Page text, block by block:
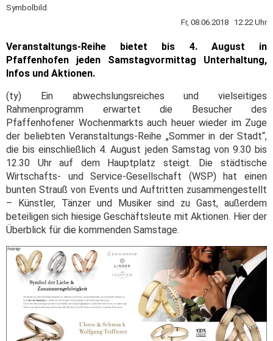
Symbolbild.
Fr, 08.06.2018 12:22 Uhr
Veranstaltungs-Reihe bietet bis 4. August in
Pfaffenhofen jeden Samstagvormittag Unterhaltung,
Infos und Aktionen.
(ty) Ein abwechslungsreiches und vielseitiges
Rahmenprogramm erwartet die Besucher des
Pfaffenhofener Wochenmarkts auch heuer wieder im Zuge
der beliebten Veranstaltungs-Reihe „Sommer in der Stadt“,
die bis einschließlich 4. August jeden Samstag von 9.30 bis
12.30 Uhr auf dem Hauptplatz steigt. Die städtische
Wirtschafts- und Service-Gesellschaft (WSP) hat einen
bunten Strauß von Events und Auftritten zusammengestellt
– Künstler, Tänzer und Musiker sind zu Gast, außerdem
beteiligen sich hiesige Geschäftsleute mit Aktionen. Hier der
Überblick für die kommenden Samstage.